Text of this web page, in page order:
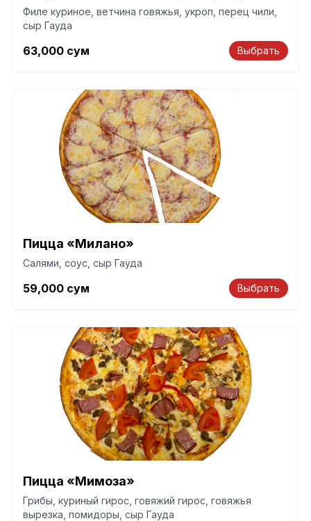
Филе куриное, ветчина говяжья, укроп, перец чили,
сыр Гауда
63,000 сум Выбрать
Пицца «Милано»
Салями, соус, сыр Гауда
59,000 сум Выбрать
Пицца «Мимоза»
Грибы, куриный гирос, говяжий гирос, говяжья
вырезка, помидоры, сыр Гауда